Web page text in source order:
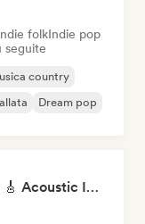
folkIndie pop
seguite
country
Dream pop
Mellow Guitar Moments 🎸 Acoustic Indie Folk & Singer-Songwriter